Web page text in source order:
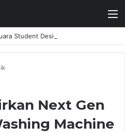
Next Gen
Machine